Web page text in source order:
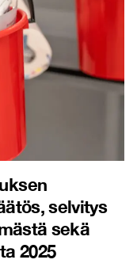
selvitys
sekä
2025